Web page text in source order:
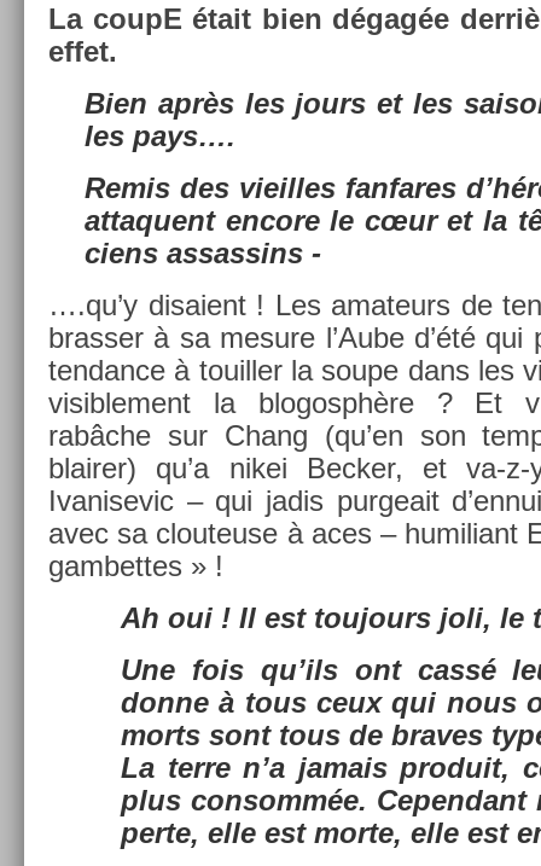
La coupE était bien dégagée
effet.
Bien après les jours et les
les pays….
Remis des vieil­les fan­fares
at­taquent en­core le cœur et la
ciens as­sas­sins -
….qu’y dis­aient ! Les amateurs de
brass­er à sa mesure l’Aube d’été
ten­dance à touill­er la soupe dans les
visib­le­ment la blogosphère ? Et
rabâche sur Chang (qu’en son
blair­er) qu’a nikei Be­ck­er, et va-
Ivanisevic – qui jadis pur­geait
avec sa clouteuse à aces – humiliant
gam­bettes » !
Ah oui ! Il est toujours joli, le
Une fois qu’ils ont cassé
donne à tous ceux qui nous
morts sont tous de braves
La terre n’a jamais pro­duit,
plus con­sommée.
perte, elle est morte, elle est